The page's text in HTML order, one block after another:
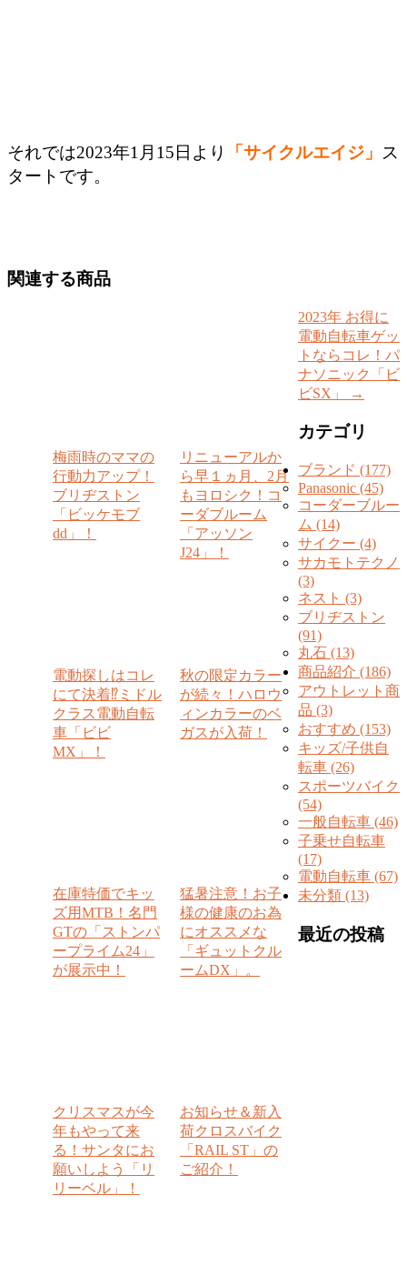
それでは2023年1月15日より 「サイクルエイジ」 ス
タートです。
関連する商品
梅雨時のママの
行動力アップ！
ブリヂストン
「ビッケモブ
dd」！
リニューアルか
ら早１ヵ月、2月
もヨロシク！コ
ーダブルーム
「アッソン
J24」！
電動探しはコレ
にて決着⁉︎ミドル
クラス電動自転
車「ビビ
MX」！
秋の限定カラー
が続々！ハロウ
ィンカラーのベ
ガスが入荷！
在庫特価でキッ
ズ用MTB！名門
GTの「ストンパ
ープライム24」
が展示中！
猛暑注意！お子
様の健康のお為
にオススメな
「ギュットクル
ームDX」。
クリスマスが今
年もやって来
る！サンタにお
願いしよう「リ
リーベル」！
お知らせ＆新入
荷クロスバイク
「RAIL ST」の
ご紹介！
2023年 お得に
電動自転車ゲッ
トならコレ！パ
ナソニック「ビ
ビSX」
→
カテゴリ
ブランド (177)
Panasonic (45)
コーダーブルー
ム (14)
サイクー (4)
サカモトテクノ
(3)
ネスト (3)
ブリヂストン
(91)
丸石 (13)
商品紹介 (186)
アウトレット商
品 (3)
おすすめ (153)
キッズ/子供自
転車 (26)
スポーツバイク
(54)
一般自転車 (46)
子乗せ自転車
(17)
電動自転車 (67)
未分類 (13)
最近の投稿